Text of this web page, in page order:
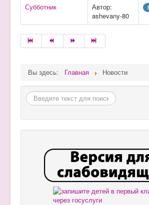
Субботник
Автор:
ashevany-80
Вы здесь: Главная Новости
Поиск